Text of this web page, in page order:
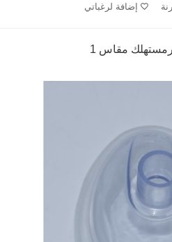
إضافة لرغباتي
مقاس 1